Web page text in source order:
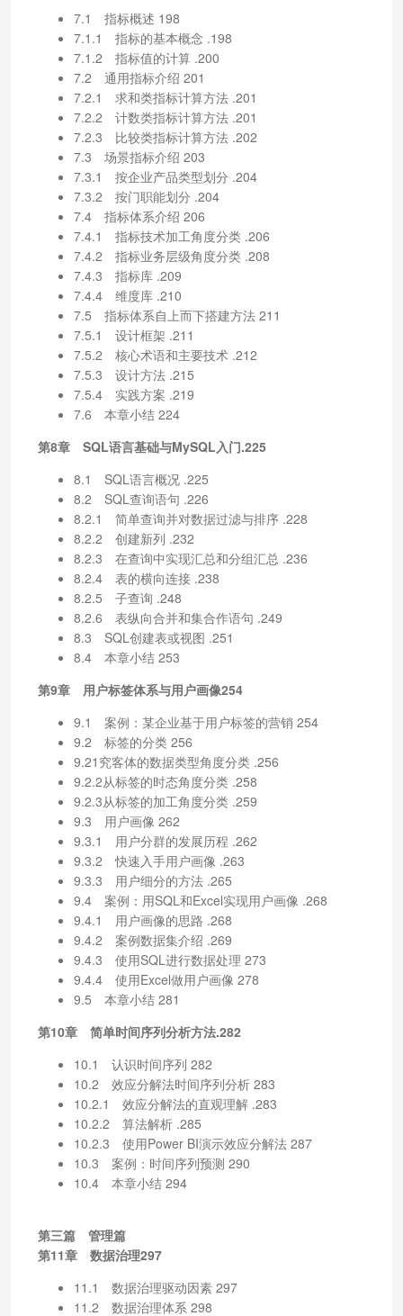
7.1 指标概述 198
7.1.1 指标的基本概念 .198
7.1.2 指标值的计算 .200
7.2 通用指标介绍 201
7.2.1 求和类指标计算方法 .201
7.2.2 计数类指标计算方法 .201
7.2.3 比较类指标计算方法 .202
7.3 场景指标介绍 203
7.3.1 按企业产品类型划分 .204
7.3.2 按门职能划分 .204
7.4 指标体系介绍 206
7.4.1 指标技术加工角度分类 .206
7.4.2 指标业务层级角度分类 .208
7.4.3 指标库 .209
7.4.4 维度库 .210
7.5 指标体系自上而下搭建方法 211
7.5.1 设计框架 .211
7.5.2 核心术语和主要技术 .212
7.5.3 设计方法 .215
7.5.4 实践方案 .219
7.6 本章小结 224
第8章 SQL语言基础与MySQL入门.225
8.1 SQL语言概况 .225
8.2 SQL查询语句 .226
8.2.1 简单查询并对数据过滤与排序 .228
8.2.2 创建新列 .232
8.2.3 在查询中实现汇总和分组汇总 .236
8.2.4 表的横向连接 .238
8.2.5 子查询 .248
8.2.6 表纵向合并和集合作语句 .249
8.3 SQL创建表或视图 .251
8.4 本章小结 253
第9章 用户标签体系与用户画像254
9.1 案例：某企业基于用户标签的营销 254
9.2 标签的分类 256
9.21究客体的数据类型角度分类 .256
9.2.2从标签的时态角度分类 .258
9.2.3从标签的加工角度分类 .259
9.3 用户画像 262
9.3.1 用户分群的发展历程 .262
9.3.2 快速入手用户画像 .263
9.3.3 用户细分的方法 .265
9.4 案例：用SQL和Excel实现用户画像 .268
9.4.1 用户画像的思路 .268
9.4.2 案例数据集介绍 .269
9.4.3 使用SQL进行数据处理 273
9.4.4 使用Excel做用户画像 278
9.5 本章小结 281
第10章 简单时间序列分析方法.282
10.1 认识时间序列 282
10.2 效应分解法时间序列分析 283
10.2.1 效应分解法的直观理解 .283
10.2.2 算法解析 .285
10.2.3 使用Power BI演示效应分解法 287
10.3 案例：时间序列预测 290
10.4 本章小结 294
第三篇 管理篇
第11章 数据治理297
11.1 数据治理驱动因素 297
11.2 数据治理体系 298